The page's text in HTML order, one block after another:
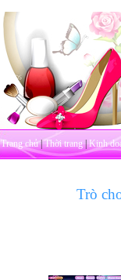
Trang chủ|Thời trang|Kinh
Trò